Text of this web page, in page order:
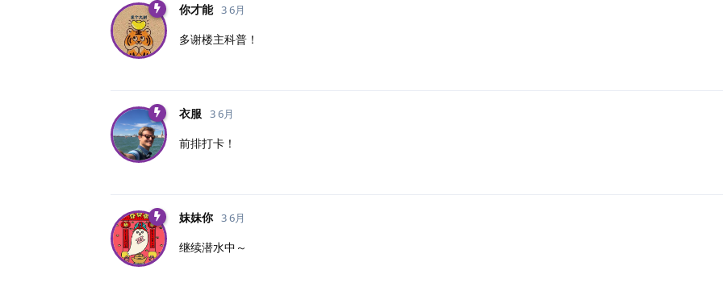
你才能 3 6月
多谢楼主科普！
衣服 3 6月
前排打卡！
妹妹你 3 6月
继续潜水中～